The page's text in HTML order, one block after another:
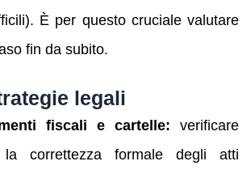
È per questo cruciale valutare
fin da subito.
legali
fiscali e cartelle: verificare
la correttezza formale degli atti